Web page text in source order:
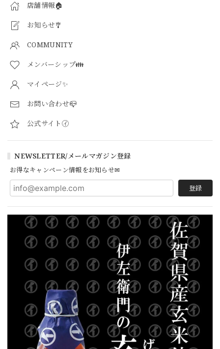
店舗情報🏠
お知らせ🎐
COMMUNITY
メンバーシップ👪
マイページ✨
お問い合わせ📪
公式サイト㋑
NEWSLETTER/メールマガジン登録
お得なキャンペーン情報をお知らせ✉
登録